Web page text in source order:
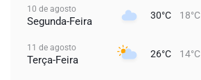
10 de agosto
Segunda-Feira 30°C 18°C
11 de agosto
Terça-Feira 26°C 14°C